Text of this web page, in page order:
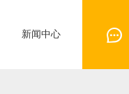
新闻中心